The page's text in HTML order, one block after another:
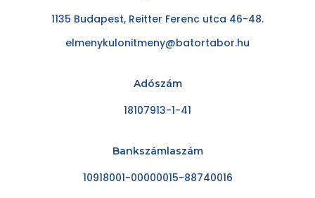
1135 Budapest, Reitter Ferenc utca 46-48.
elmenykulonitmeny@batortabor.hu
Adószám
18107913-1-41
Bankszámlaszám
10918001-00000015-88740016